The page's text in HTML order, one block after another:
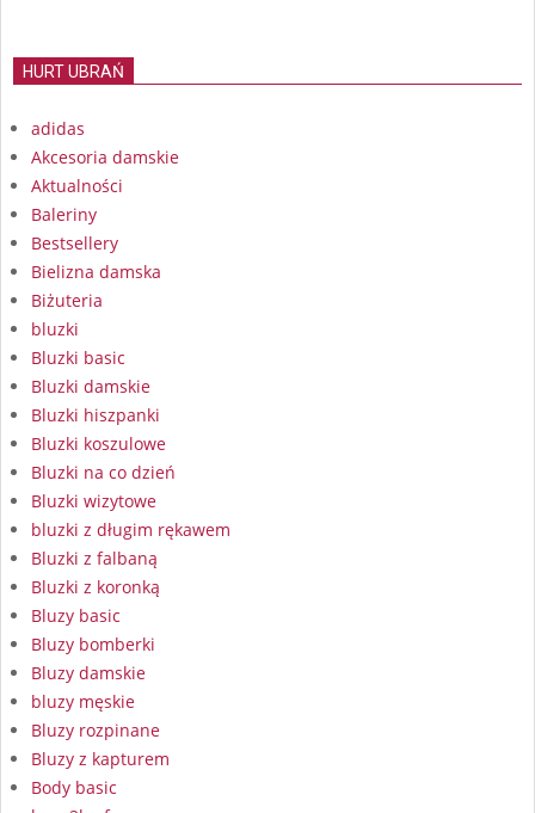
HURT UBRAŃ
adidas
Akcesoria damskie
Aktualności
Baleriny
Bestsellery
Bielizna damska
Biżuteria
bluzki
Bluzki basic
Bluzki damskie
Bluzki hiszpanki
Bluzki koszulowe
Bluzki na co dzień
Bluzki wizytowe
bluzki z długim rękawem
Bluzki z falbaną
Bluzki z koronką
Bluzy basic
Bluzy bomberki
Bluzy damskie
bluzy męskie
Bluzy rozpinane
Bluzy z kapturem
Body basic